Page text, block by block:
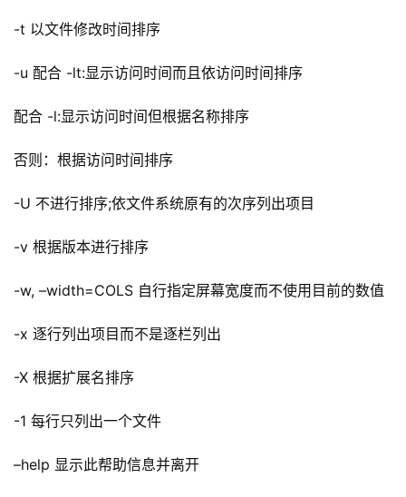
-t 以文件修改时间排序
-u 配合 -lt:显示访问时间而且依访问时间排序
配合 -l:显示访问时间但根据名称排序
否则：根据访问时间排序
-U 不进行排序;依文件系统原有的次序列出项目
-v 根据版本进行排序
-w, –width=COLS 自行指定屏幕宽度而不使用目前的数值
-x 逐行列出项目而不是逐栏列出
-X 根据扩展名排序
-1 每行只列出一个文件
–help 显示此帮助信息并离开